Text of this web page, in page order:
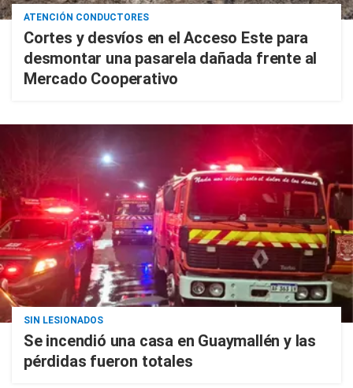
ATENCIÓN CONDUCTORES
Cortes y desvíos en el Acceso Este para
desmontar una pasarela dañada frente al
Mercado Cooperativo
SIN LESIONADOS
Se incendió una casa en Guaymallén y las
pérdidas fueron totales